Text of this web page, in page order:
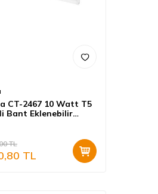
CT-2467 10 Watt T5
Bant Eklenebilir
TL
TL